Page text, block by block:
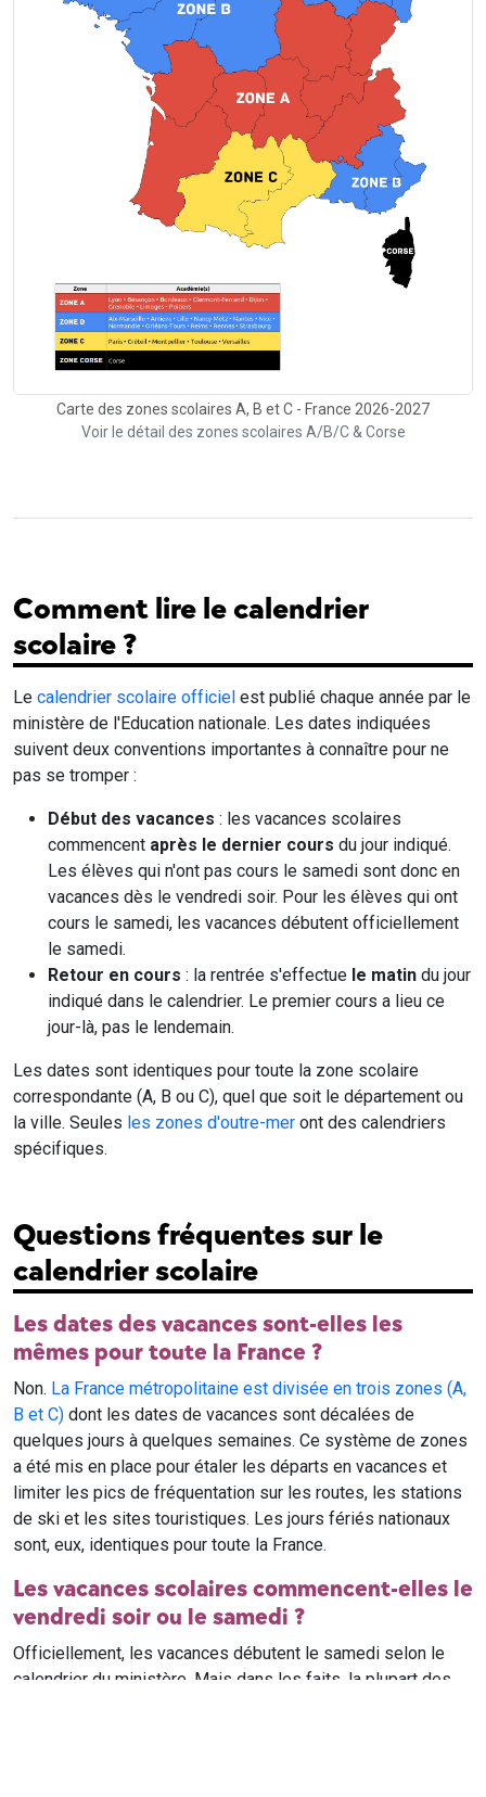
Carte des zones scolaires A, B et C - France 2026-2027
Voir le détail des zones scolaires A/B/C & Corse
Comment lire le calendrier
scolaire ?
Le calendrier scolaire officiel est publié chaque année par le
ministère de l'Education nationale. Les dates indiquées
suivent deux conventions importantes à connaître pour ne
pas se tromper :
Début des vacances : les vacances scolaires
commencent après le dernier cours du jour indiqué.
Les élèves qui n'ont pas cours le samedi sont donc en
vacances dès le vendredi soir. Pour les élèves qui ont
cours le samedi, les vacances débutent officiellement
le samedi.
Retour en cours : la rentrée s'effectue le matin du jour
indiqué dans le calendrier. Le premier cours a lieu ce
jour-là, pas le lendemain.
Les dates sont identiques pour toute la zone scolaire
correspondante (A, B ou C), quel que soit le département ou
la ville. Seules les zones d'outre-mer ont des calendriers
spécifiques.
Questions fréquentes sur le
calendrier scolaire
Les dates des vacances sont-elles les
mêmes pour toute la France ?
Non. La France métropolitaine est divisée en trois zones (A,
B et C) dont les dates de vacances sont décalées de
quelques jours à quelques semaines. Ce système de zones
a été mis en place pour étaler les départs en vacances et
limiter les pics de fréquentation sur les routes, les stations
de ski et les sites touristiques. Les jours fériés nationaux
sont, eux, identiques pour toute la France.
Les vacances scolaires commencent-elles le
vendredi soir ou le samedi ?
Officiellement, les vacances débutent le samedi selon le
calendrier du ministère. Mais dans les faits, la plupart des